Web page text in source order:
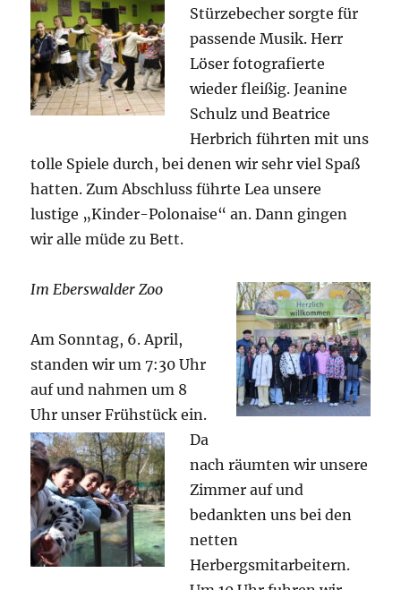
Stürzebecher sorgte für
passende Musik. Herr
Löser fotografierte
wieder fleißig. Jeanine
Schulz und Beatrice
Herbrich führten mit uns
tolle Spiele durch, bei denen wir sehr viel Spaß
hatten. Zum Abschluss führte Lea unsere
lustige „Kinder-Polonaise“ an. Dann gingen
wir alle müde zu Bett.
Im Eberswalder Zoo
Am Sonntag, 6. April,
standen wir um 7:30 Uhr
auf und nahmen um 8
Uhrunser Frühstück ein.
Da
nach räumten wir unsere
Zimmer auf und
bedankten uns bei den
netten
Herbergsmitarbeitern.